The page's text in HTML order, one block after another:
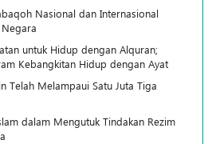
Nasional dan Internasional
untuk Hidup dengan Alquran;
Kebangkitan Hidup dengan Ayat
Telah Melampaui Satu Juta Tiga
dalam Mengutuk Tindakan Rezim